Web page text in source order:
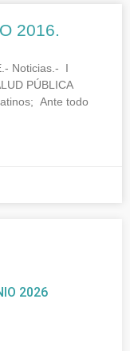
2016.
Noticias.- I
PÚBLICA
Ante todo
2026